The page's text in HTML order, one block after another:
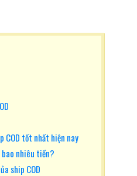
COD tốt nhất hiện nay
bao nhiêu tiền?
ship COD